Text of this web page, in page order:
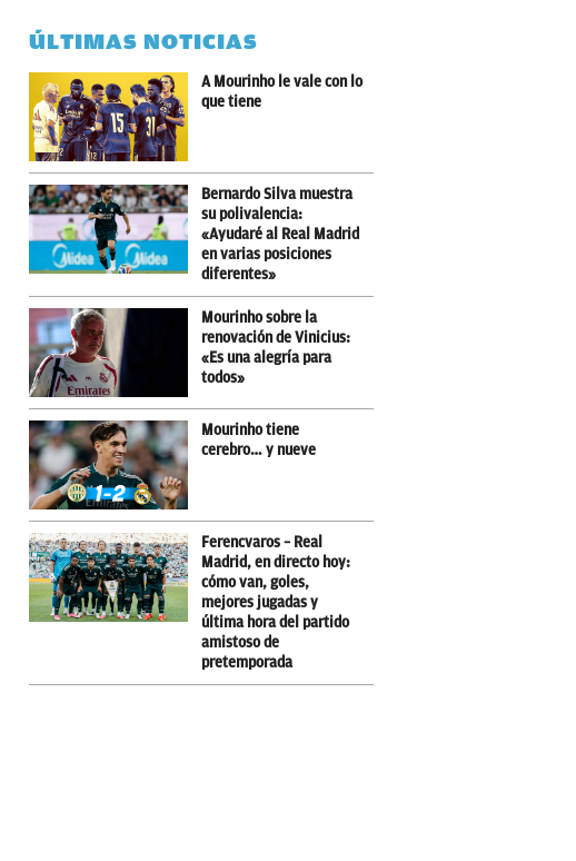
ÚLTIMAS NOTICIAS
A Mourinho le vale con lo
que tiene
Bernardo Silva muestra
su polivalencia:
«Ayudaré al Real Madrid
en varias posiciones
diferentes»
Mourinho sobre la
renovación de Vinicius:
«Es una alegría para
todos»
Mourinho tiene
cerebro… y nueve
Ferencvaros – Real
Madrid, en directo hoy:
cómo van, goles,
mejores jugadas y
última hora del partido
amistoso de
pretemporada